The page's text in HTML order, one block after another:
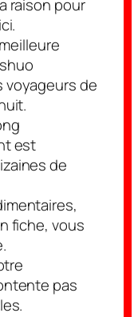
raison pour
voyageurs de
est
de
fiche, vous
pas